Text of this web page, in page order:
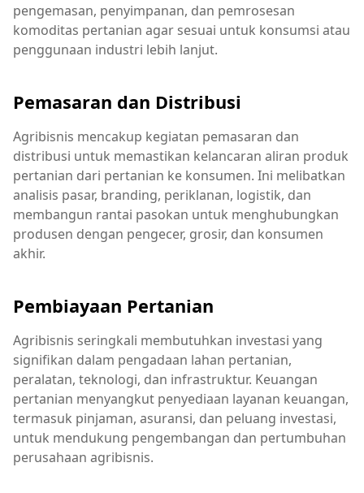
pengemasan, penyimpanan, dan pemrosesan
komoditas pertanian agar sesuai untuk konsumsi atau
penggunaan industri lebih lanjut.
Pemasaran dan Distribusi
Agribisnis mencakup kegiatan pemasaran dan
distribusi untuk memastikan kelancaran aliran produk
pertanian dari pertanian ke konsumen. Ini melibatkan
analisis pasar, branding, periklanan, logistik, dan
membangun rantai pasokan untuk menghubungkan
produsen dengan pengecer, grosir, dan konsumen
akhir.
Pembiayaan Pertanian
Agribisnis seringkali membutuhkan investasi yang
signifikan dalam pengadaan lahan pertanian,
peralatan, teknologi, dan infrastruktur. Keuangan
pertanian menyangkut penyediaan layanan keuangan,
termasuk pinjaman, asuransi, dan peluang investasi,
untuk mendukung pengembangan dan pertumbuhan
perusahaan agribisnis.